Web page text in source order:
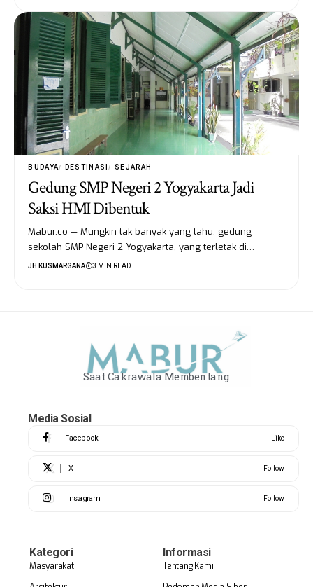
BUDAYA DESTINASI SEJARAH
Gedung SMP Negeri 2 Yogyakarta Jadi
Saksi HMI Dibentuk
Mabur.co — Mungkin tak banyak yang tahu, gedung
sekolah SMP Negeri 2 Yogyakarta, yang terletak di…
JH KUSMARGANA 3 MIN READ
Saat Cakrawala Membentang
Media Sosial
Facebook Like
X Follow
Instagram Follow
Kategori
Masyarakat
Informasi
Tentang Kami